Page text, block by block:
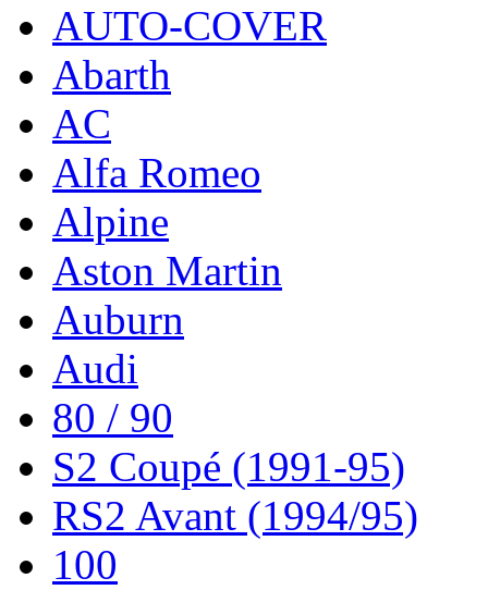
AUTO-COVER
Abarth
AC
Alfa Romeo
Alpine
Aston Martin
Auburn
Audi
80 / 90
S2 Coupé (1991-95)
RS2 Avant (1994/95)
100